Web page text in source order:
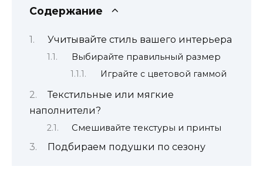
Содержание
Учитывайте стиль вашего интерьера
Выбирайте правильный размер
Играйте с цветовой гаммой
Текстильные или мягкие
наполнители?
Смешивайте текстуры и принты
Подбираем подушки по сезону